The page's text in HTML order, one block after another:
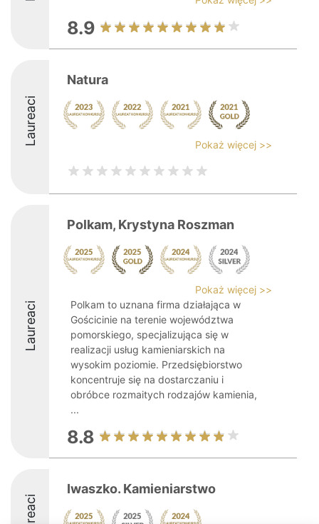
8.9
Laureaci
Natura
Pokaż więcej >>
Laureaci
Polkam, Krystyna Roszman
Pokaż więcej >>
Polkam to uznana firma działająca w
Gościcinie na terenie województwa
pomorskiego, specjalizująca się w
realizacji usług kamieniarskich na
wysokim poziomie. Przedsiębiorstwo
koncentruje się na dostarczaniu i
obróbce rozmaitych rodzajów kamienia,
...
8.8
Iwaszko. Kamieniarstwo